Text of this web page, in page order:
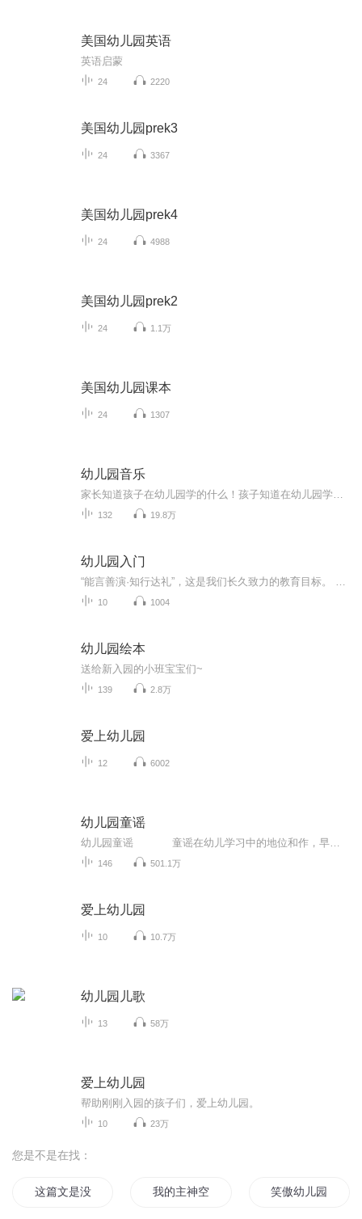
美国幼儿园英语
英语启蒙
24 2220
美国幼儿园prek3
24 3367
美国幼儿园prek4
24 4988
美国幼儿园prek2
24 1.1万
美国幼儿园课本
24 1307
幼儿园音乐
132 19.8万
幼儿园入门
10 1004
幼儿园绘本
送给新入园的小班宝宝们~
139 2.8万
爱上幼儿园
12 6002
幼儿园童谣
146 501.1万
爱上幼儿园
10 10.7万
幼儿园儿歌
13 58万
爱上幼儿园
帮助刚刚入园的孩子们，爱上幼儿园。
10 23万
您是不是在找：
这篇文是没有名字的 我的主神空间和我的过气幼儿园
笑傲幼儿园